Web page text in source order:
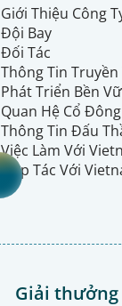
Giới Thiệu Công
Đội Bay
Đối Tác
Thông Tin
Phát Triển Bền
Quan Hệ Cổ Đông
Thông Tin Đấu
Việc Làm Với
Hợp Tác Với
Giải